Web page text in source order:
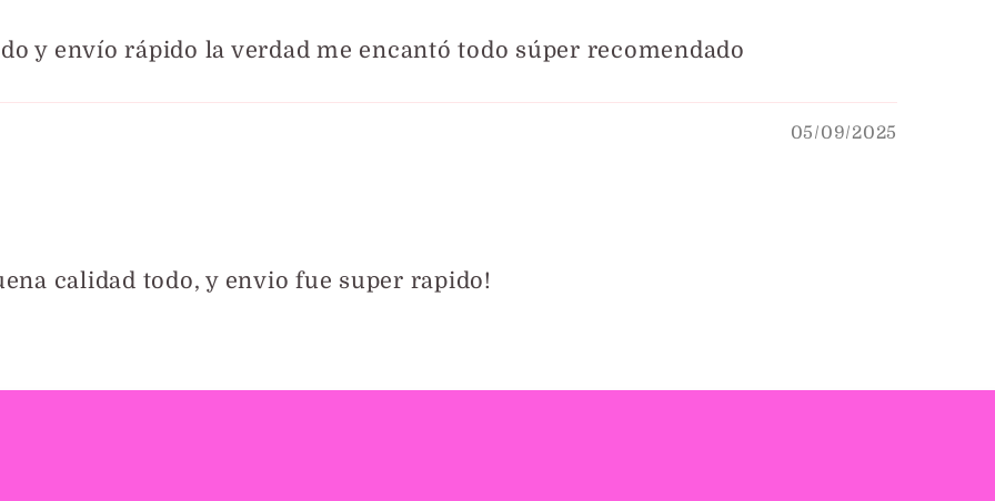
y envío rápido la verdad me encantó todo súper recomendado
05/09/2025
calidad todo, y envio fue super rapido!